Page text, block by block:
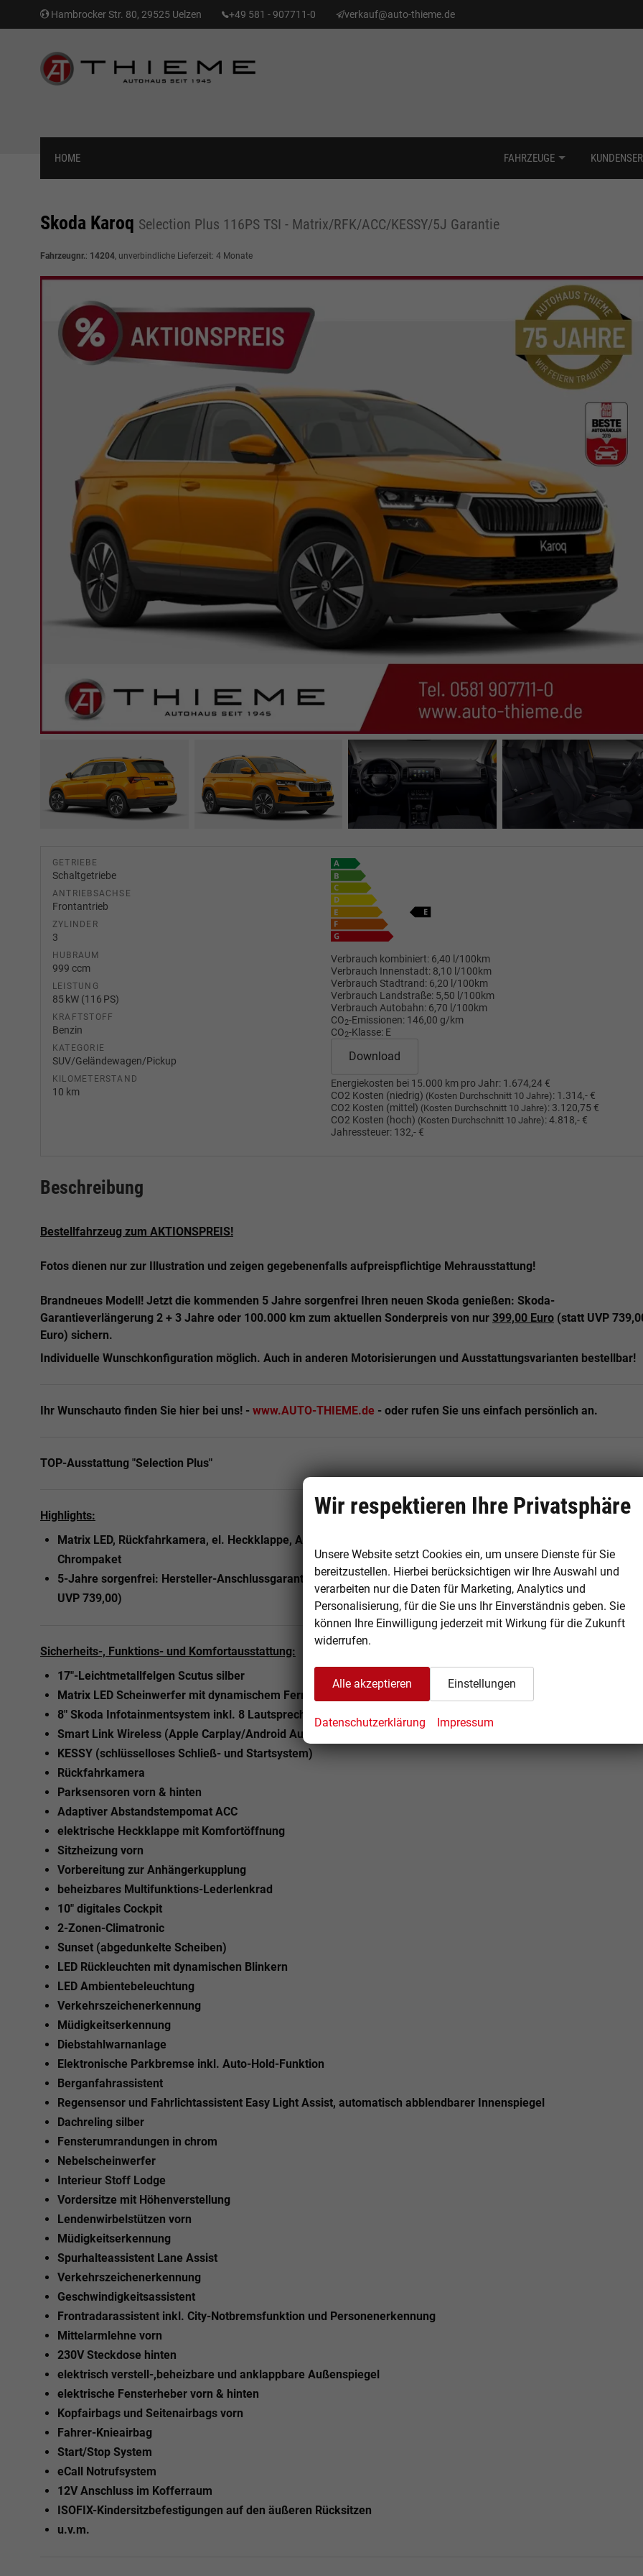
Hambrocker Str. 80, 29525 Uelzen +49 581 - 907711-0 verkauf@auto-thieme.de
HOME FAHRZEUGE
Skoda Karoq Selection Plus 116PS TSI - Matrix/RFK/ACC/KESSY/5J Garantie
Fahrzeugnr.: 14204 , unverbindliche Lieferzeit: 4 Monate
GETRIEBE
Schaltgetriebe
ANTRIEBSACHSE
Frontantrieb
ZYLINDER
3
HUBRAUM
999 ccm
LEISTUNG
85 kW (116 PS)
KRAFTSTOFF
Benzin
KATEGORIE
SUV/Geländewagen/Pickup
KILOMETERSTAND
10 km
Verbrauch kombiniert: 6,40 l/100km
Verbrauch Innenstadt: 8,10 l/100km
Verbrauch Stadtrand: 6,20 l/100km
Verbrauch Landstraße: 5,50 l/100km
Verbrauch Autobahn: 6,70 l/100km
CO2-Emissionen: 146,00 g/km
CO2-Klasse: E
Download
Energiekosten bei 15.000 km pro Jahr: 1.674,24 €
CO2 Kosten (niedrig) (Kosten Durchschnitt 10 Jahre): 1.314,- €
CO2 Kosten (mittel) (Kosten Durchschnitt 10 Jahre): 3.120,75 €
CO2 Kosten (hoch) (Kosten Durchschnitt 10 Jahre):4.818,- €
Jahressteuer: 132,- €
Beschreibung
Bestellfahrzeug zum AKTIONSPREIS!
Fotos dienen nur zur Illustration und zeigen gegebenenfalls aufpreispflichtige Mehrausstattung!
Brandneues Modell! Jetzt die kommenden 5 Jahre sorgenfrei Ihren neuen Skoda genießen: Skoda-
Garantieverlängerung 2 + 3 Jahre oder 100.000 km zum aktuellen Sonderpreis von nur 399,00 Euro (statt UVP
Euro) sichern.
Individuelle Wunschkonfiguration möglich. Auch in anderen Motorisierungen und Ausstattungsvarianten bestellbar!
Ihr Wunschauto finden Sie hier bei uns! - www.AUTO-THIEME.de - oder rufen Sie uns einfach persönlich an.
TOP-Ausstattung "Selection Plus"
Highlights:
Matrix LED, Rückfahrkamera, el. Heckklappe, ACC, KESSY, Interieur Lodge, Sitz- & Lenkradheizung, 17"
Chrompaket
5-Jahre sorgenfrei: Hersteller-Anschlussgarantie 5 Jahre (2+3) oder 100.000 km zum Aktionspreis 399,00 (statt
UVP 739,00)
Sicherheits-, Funktions- und Komfortausstattung:
17"-Leichtmetallfelgen Scutus silber
Matrix LED Scheinwerfer mit dynamischem Fernlichtassistent
8" Skoda Infotainmentsystem inkl. 8 Lautsprecher, USB-C Anschlüsse, DAB+, Bluetooth
Smart Link Wireless (Apple Carplay/Android Auto)
KESSY (schlüsselloses Schließ- und Startsystem)
Rückfahrkamera
Parksensoren vorn & hinten
Adaptiver Abstandstempomat ACC
elektrische Heckklappe mit Komfortöffnung
Sitzheizung vorn
Vorbereitung zur Anhängerkupplung
beheizbares Multifunktions-Lederlenkrad
10" digitales Cockpit
2-Zonen-Climatronic
Sunset (abgedunkelte Scheiben)
LED Rückleuchten mit dynamischen Blinkern
LED Ambientebeleuchtung
Verkehrszeichenerkennung
Müdigkeitserkennung
Diebstahlwarnanlage
Elektronische Parkbremse inkl. Auto-Hold-Funktion
Berganfahrassistent
Regensensor und Fahrlichtassistent Easy Light Assist, automatisch abblendbarer Innenspiegel
Dachreling silber
Fensterumrandungen in chrom
Nebelscheinwerfer
Interieur Stoff Lodge
Vordersitze mit Höhenverstellung
Lendenwirbelstützen vorn
Müdigkeitserkennung
Spurhalteassistent Lane Assist
Verkehrszeichenerkennung
Geschwindigkeitsassistent
Frontradarassistent inkl. City-Notbremsfunktion und Personenerkennung
Mittelarmlehne vorn
230V Steckdose hinten
elektrisch verstell-,beheizbare und anklappbare Außenspiegel
elektrische Fensterheber vorn & hinten
Kopfairbags und Seitenairbags vorn
Fahrer-Knieairbag
Start/Stop System
eCall Notrufsystem
12V Anschluss im Kofferraum
ISOFIX-Kindersitzbefestigungen auf den äußeren Rücksitzen
u.v.m.
Wir respektieren Ihre Privatsphäre
Unsere Website setzt Cookies ein, um unsere Dienste für Sie
bereitzustellen. Hierbei berücksichtigen wir Ihre Auswahl und
verarbeiten nur die Daten für Marketing, Analytics und
Personalisierung, für die Sie uns Ihr Einverständnis geben. Sie
können Ihre Einwilligung jederzeit mit Wirkung für die Zukunft
widerrufen.
Alle akzeptieren Einstellungen
Datenschutzerklärung Impressum